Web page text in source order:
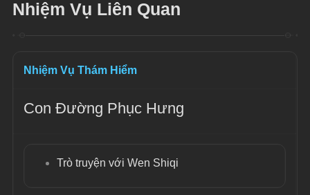
Nhiệm Vụ Liên Quan
Nhiệm Vụ Thám Hiểm
Con Đường Phục Hưng
Trò truyện với Wen Shiqi